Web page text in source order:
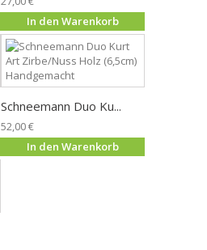
In den Warenkorb
Schneemann Duo Ku...
52,00 €
In den Warenkorb